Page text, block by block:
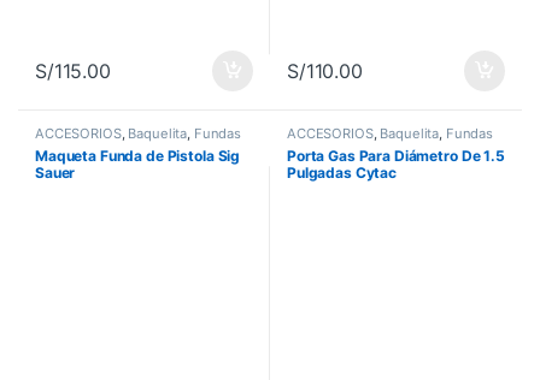
S/115.00 S/110.00
ACCESORIOS, Baquelita, Fundas
Maqueta Funda de Pistola Sig
Sauer
ACCESORIOS, Baquelita, Fundas
Porta Gas Para Diámetro De 1.5
Pulgadas Cytac